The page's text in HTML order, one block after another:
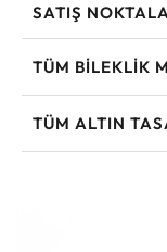
SATIŞ
TÜM BILEKLIK
TÜM ALTIN